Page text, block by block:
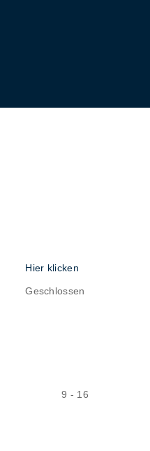
Hier klicken
Geschlossen
9 - 16